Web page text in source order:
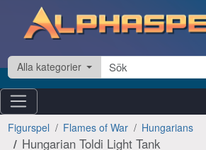
Hoppa till innehåll
Alla kategorier
Figurspel Flames of War Hungarians
Hungarian Toldi Light Tank